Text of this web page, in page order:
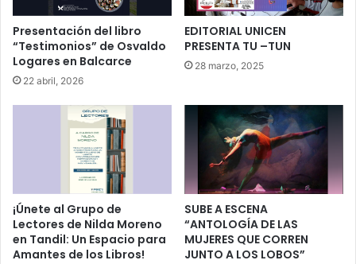
Presentación del libro
“Testimonios” de Osvaldo
Logares en Balcarce
22 abril, 2026
EDITORIAL UNICEN
PRESENTA TU –TUN
28 marzo, 2025
¡Únete al Grupo de
Lectores de Nilda Moreno
en Tandil: Un Espacio para
Amantes de los Libros!
SUBE A ESCENA
“ANTOLOGÍA DE LAS
MUJERES QUE CORREN
JUNTO A LOS LOBOS”